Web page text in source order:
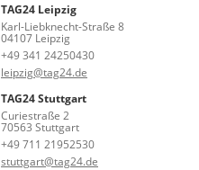
TAG24 Leipzig
Karl-Liebknecht-Straße 8
04107 Leipzig
+49 341 24250430
leipzig@tag24.de
TAG24 Stuttgart
Curiestraße 2
70563 Stuttgart
+49 711 21952530
stuttgart@tag24.de